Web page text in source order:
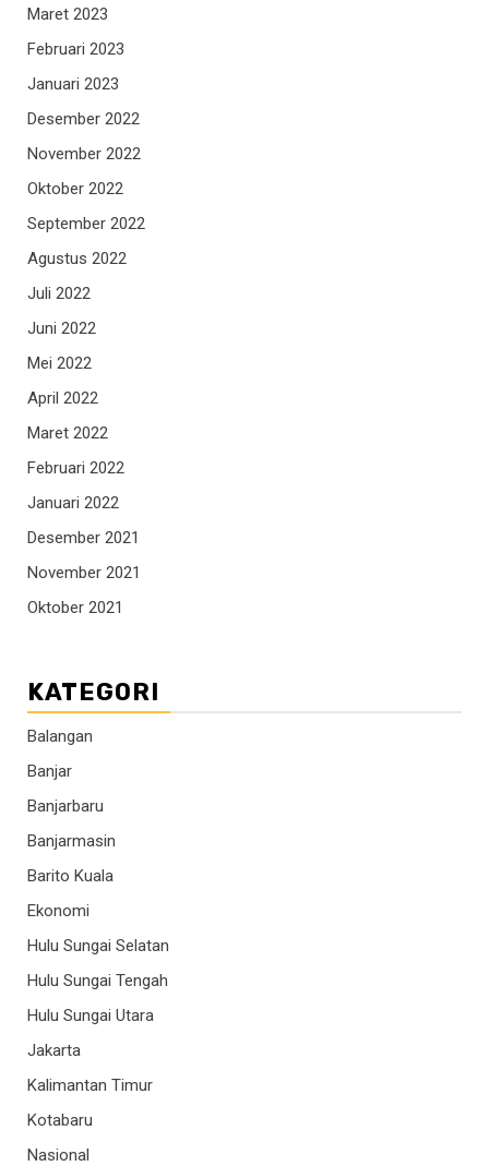
Maret 2023
Februari 2023
Januari 2023
Desember 2022
November 2022
Oktober 2022
September 2022
Agustus 2022
Juli 2022
Juni 2022
Mei 2022
April 2022
Maret 2022
Februari 2022
Januari 2022
Desember 2021
November 2021
Oktober 2021
KATEGORI
Balangan
Banjar
Banjarbaru
Banjarmasin
Barito Kuala
Ekonomi
Hulu Sungai Selatan
Hulu Sungai Tengah
Hulu Sungai Utara
Jakarta
Kalimantan Timur
Kotabaru
Nasional